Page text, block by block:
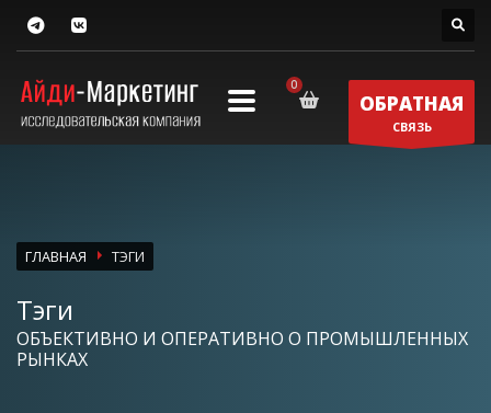
ОБРАТНАЯ
СВЯЗЬ
ГЛАВНАЯ ТЭГИ
Тэги
ОБЪЕКТИВНО И ОПЕРАТИВНО О ПРОМЫШЛЕННЫХ
РЫНКАХ